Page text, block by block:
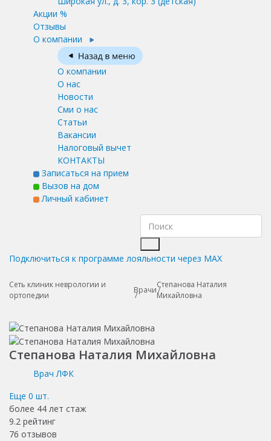
Акции %
Отзывы
О компании
О компании
О нас
Новости
Сми о нас
Статьи
Вакансии
Налоговый вычет
КОНТАКТЫ
Записаться на прием
Вызов на дом
Личный кабинет
Подключиться к программе лояльности через MAX
Сеть клиник неврологии и
ортопедии
Врачи
Степанова Наталия
Михайловна
Степанова Наталия Михайловна
Врач ЛФК
Еще 0 шт.
более 44 лет стаж
9.2 рейтинг
76 отзывов